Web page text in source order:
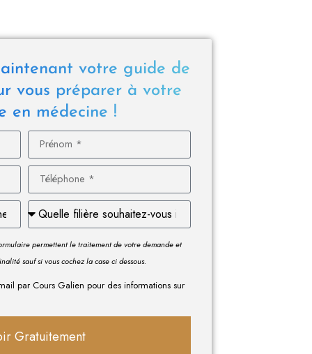
votre guide de
vous préparer à votre
en médecine !
permettent le traitement de votre demande et
sauf si vous cochez la case ci dessous.
par Cours Galien pour des informations sur
Gratuitement